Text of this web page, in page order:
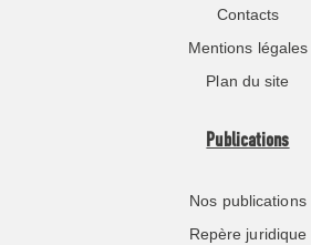
Contacts
Mentions légales
Plan du site
Publications
Nos publications
Repère juridique